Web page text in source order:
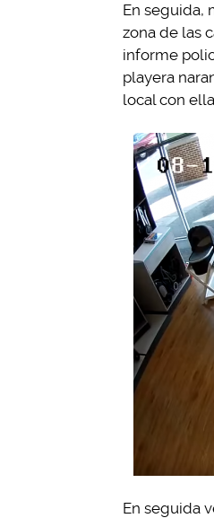
En seguida,
zona de las
informe
playera
local con
En seguida